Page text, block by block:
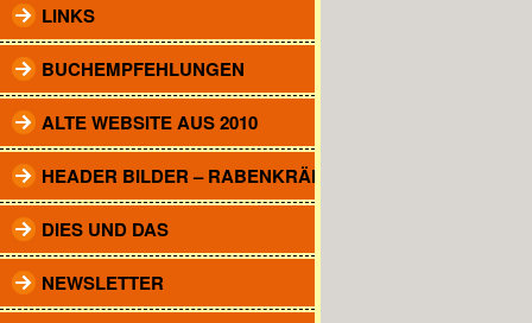
LINKS
BUCHEMPFEHLUNGEN
ALTE WEBSITE AUS 2010
HEADER BILDER – RABENKRÄHEN
DIES UND DAS
NEWSLETTER